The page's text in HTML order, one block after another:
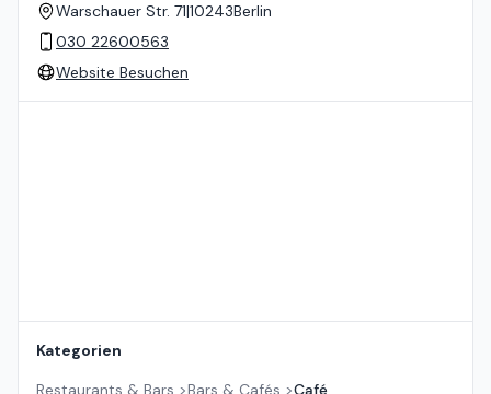
Warschauer Str. 71|10243Berlin
030 22600563
Website Besuchen
Kategorien
Restaurants & Bars >Bars & Cafés >Café